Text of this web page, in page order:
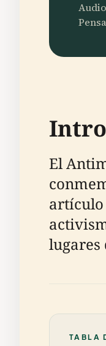
El
artículo
lugares
TABLA